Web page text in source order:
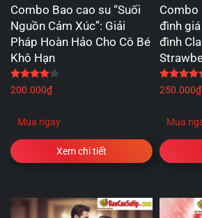
Combo Bao cao su “Suối
Nguồn Cảm Xúc”: Giải
Pháp Hoàn Hảo Cho Cô Bé
Khô Hạn
5 sao
200.000₫
Mua ngay
Xem chi tiết
Combo
đình
đình
250.000₫
Mua